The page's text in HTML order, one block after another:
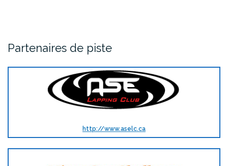
Partenaires de piste
http://www.aselc.ca